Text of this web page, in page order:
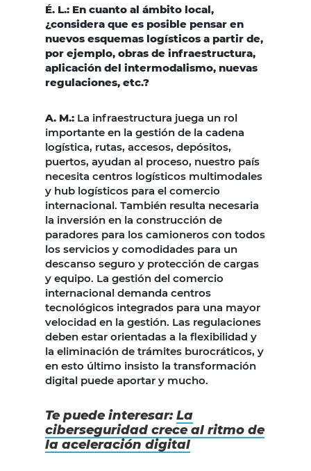
É. L.: En cuanto al ámbito local,
¿considera que es posible pensar en
nuevos esquemas logísticos a partir de,
por ejemplo, obras de infraestructura,
aplicación del intermodalismo, nuevas
regulaciones, etc.?
A. M.: La infraestructura juega un rol
importante en la gestión de la cadena
logística, rutas, accesos, depósitos,
puertos, ayudan al proceso, nuestro país
necesita centros logísticos multimodales
y hub logísticos para el comercio
internacional. También resulta necesaria
la inversión en la construcción de
paradores para los camioneros con todos
los servicios y comodidades para un
descanso seguro y protección de cargas
y equipo. La gestión del comercio
internacional demanda centros
tecnológicos integrados para una mayor
velocidad en la gestión. Las regulaciones
deben estar orientadas a la flexibilidad y
la eliminación de trámites burocráticos, y
en esto último insisto la transformación
digital puede aportar y mucho.
Te puede interesar:La
ciberseguridad crece al ritmo de
la aceleración digital